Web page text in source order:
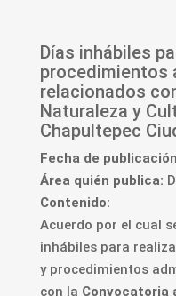
Días inhábiles
procedimientos
relacionados
Naturaleza y
Chapultepec
Fecha de
Área quién publica:
Contenido:
Acuerdo por el cual
inhábiles para
y procedimientos
con la Convocatoria